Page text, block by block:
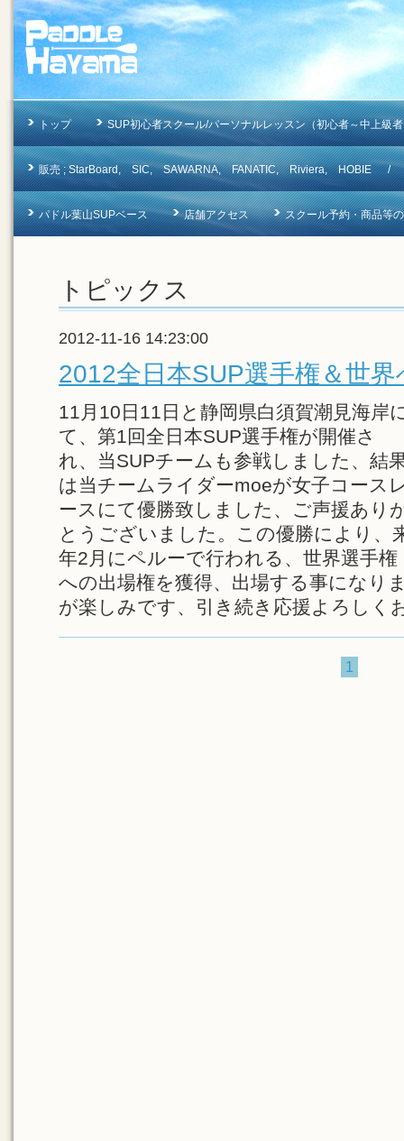
トップ SUP初心者スクール/パーソナルレッスン（初心者～中上級
販売 ; StarBoard, SIC, SAWARNA, FANATIC, Riviera, HOBIE /
パドル葉山SUPベース 店舗アクセス スクール予約・商品
トピックス
2012-11-16 14:23:00
2012全日本SUP選手権＆世界
11月10日11日と静岡県白須賀潮見海岸
て、第1回全日本SUP選手権が開催さ
れ、当SUPチームも参戦しました、結
は当チームライダーmoeが女子コース
ースにて優勝致しました、ご声援あり
とうございました。この優勝により、
年2月にペルーで行われる、世界選手権
への出場権を獲得、出場する事になり
が楽しみです、引き続き応援よろしく
1